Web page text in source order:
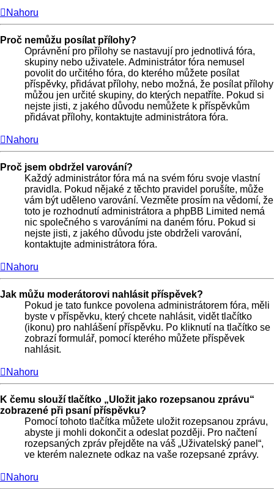
Nahoru
Proč nemůžu posílat přílohy?
Oprávnění pro přílohy se nastavují pro jednotlivá fóra,
skupiny nebo uživatele. Administrátor fóra nemusel
povolit do určitého fóra, do kterého můžete posílat
příspěvky, přidávat přílohy, nebo možná, že posílat přílohy
můžou jen určité skupiny, do kterých nepatříte. Pokud si
nejste jisti, z jakého důvodu nemůžete k příspěvkům
přidávat přílohy, kontaktujte administrátora fóra.
Nahoru
Proč jsem obdržel varování?
Každý administrátor fóra má na svém fóru svoje vlastní
pravidla. Pokud nějaké z těchto pravidel porušíte, může
vám být uděleno varování. Vezměte prosím na vědomí, že
toto je rozhodnutí administrátora a phpBB Limited nemá
nic společného s varováními na daném fóru. Pokud si
nejste jisti, z jakého důvodu jste obdrželi varování,
kontaktujte administrátora fóra.
Nahoru
Jak můžu moderátorovi nahlásit příspěvek?
Pokud je tato funkce povolena administrátorem fóra, měli
byste v příspěvku, který chcete nahlásit, vidět tlačítko
(ikonu) pro nahlášení příspěvku. Po kliknutí na tlačítko se
zobrazí formulář, pomocí kterého můžete příspěvek
nahlásit.
Nahoru
K čemu slouží tlačítko „Uložit jako rozepsanou zprávu“
zobrazené při psaní příspěvku?
Pomocí tohoto tlačítka můžete uložit rozepsanou zprávu,
abyste ji mohli dokončit a odeslat později. Pro načtení
rozepsaných zpráv přejděte na váš „Uživatelský panel“,
ve kterém naleznete odkaz na vaše rozepsané zprávy.
Nahoru